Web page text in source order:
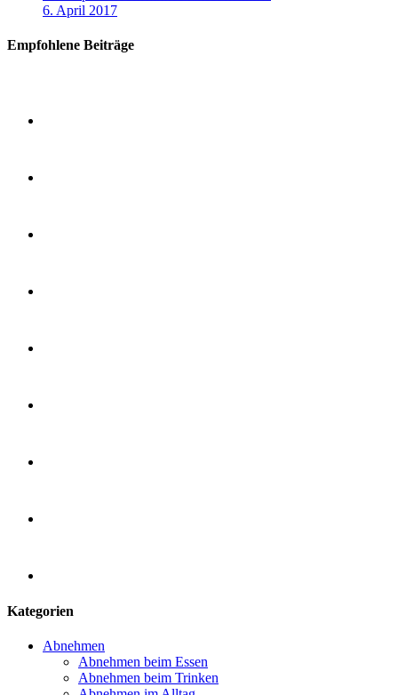
6. April 2017
Empfohlene Beiträge
Kategorien
Abnehmen
Abnehmen beim Essen
Abnehmen beim Trinken